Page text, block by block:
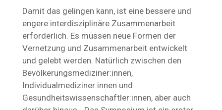
Damit das gelingen kann, ist eine bessere und
engere interdisziplinäre Zusammenarbeit
erforderlich. Es müssen neue Formen der
Vernetzung und Zusammenarbeit entwickelt
und gelebt werden. Natürlich zwischen den
Bevölkerungsmediziner:innen,
Individualmediziner:innen und
Gesundheitswissenschaftler:innen, aber auch